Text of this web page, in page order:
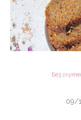
Без
09/